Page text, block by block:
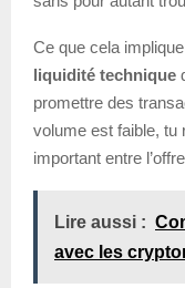
Ce que cela
liquidité technique
promettre des
volume est faible, tu
important entre
Lire aussi :
avec les